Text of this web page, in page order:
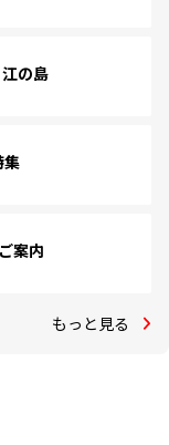
の島
集
案内
もっと見る